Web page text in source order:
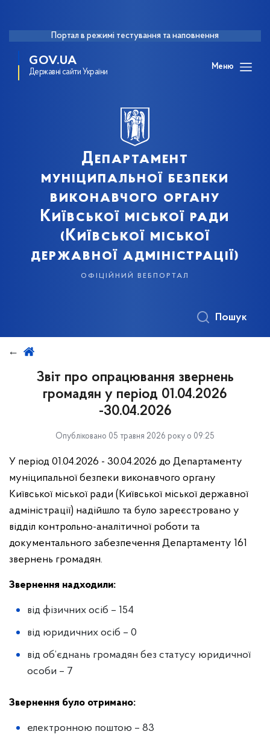
Портал в режимі тестування та наповнення
GOV.UA
Державні сайти України
Меню
Департамент
муніципальної безпеки
виконавчого органу
Київської міської ради
(Київської міської
державної адміністрації)
офіційний вебпортал
Пошук
Звіт про опрацювання звернень
громадян у період 01.04.2026
-30.04.2026
Опубліковано 05 травня 2026 року о 09:25
У період 01.04.2026 - 30.04.2026 до Департаменту
муніципальної безпеки виконавчого органу
Київської міської ради (Київської міської державної
адміністрації) надійшло та було зареєстровано у
відділ контрольно-аналітичної роботи та
документального забезпечення Департаменту 161
звернень громадян.
Звернення надходили:
від фізичних осіб – 154
від юридичних осіб – 0
від об’єднань громадян без статусу юридичної
особи – 7
Звернення було отримано:
електронною поштою – 83